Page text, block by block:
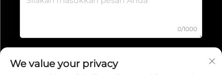
0/1000
Kirim
We value your privacy